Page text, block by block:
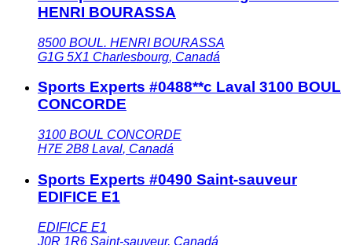
HENRI BOURASSA
8500 BOUL. HENRI BOURASSA
G1G 5X1 Charlesbourg, Canadá
Sports Experts #0488**c Laval 3100 BOUL
CONCORDE
3100 BOUL CONCORDE
H7E 2B8 Laval, Canadá
Sports Experts #0490 Saint-sauveur
EDIFICE E1
EDIFICE E1
J0R 1R6 Saint-sauveur, Canadá